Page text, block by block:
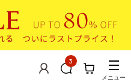
3
メニュー